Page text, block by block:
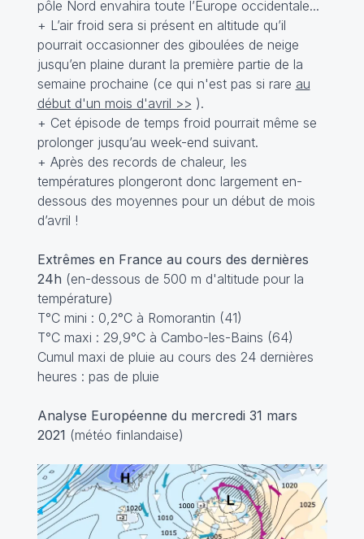
pôle Nord envahira toute l’Europe occidentale...
+ L’air froid sera si présent en altitude qu’il
pourrait occasionner des giboulées de neige
jusqu’en plaine durant la première partie de la
semaine prochaine (ce qui n'est pas si rare au
début d'un mois d'avril >> ).
+ Cet épisode de temps froid pourrait même se
prolonger jusqu’au week-end suivant.
+ Après des records de chaleur, les
températures plongeront donc largement en-
dessous des moyennes pour un début de mois
d’avril !
Extrêmes en France au cours des dernières
24h (en-dessous de 500 m d'altitude pour la
température)
T°C mini : 0,2°C à Romorantin (41)
T°C maxi : 29,9°C à Cambo-les-Bains (64)
Cumul maxi de pluie au cours des 24 dernières
heures : pas de pluie
Analyse Européenne du mercredi 31 mars
2021 (météo finlandaise)